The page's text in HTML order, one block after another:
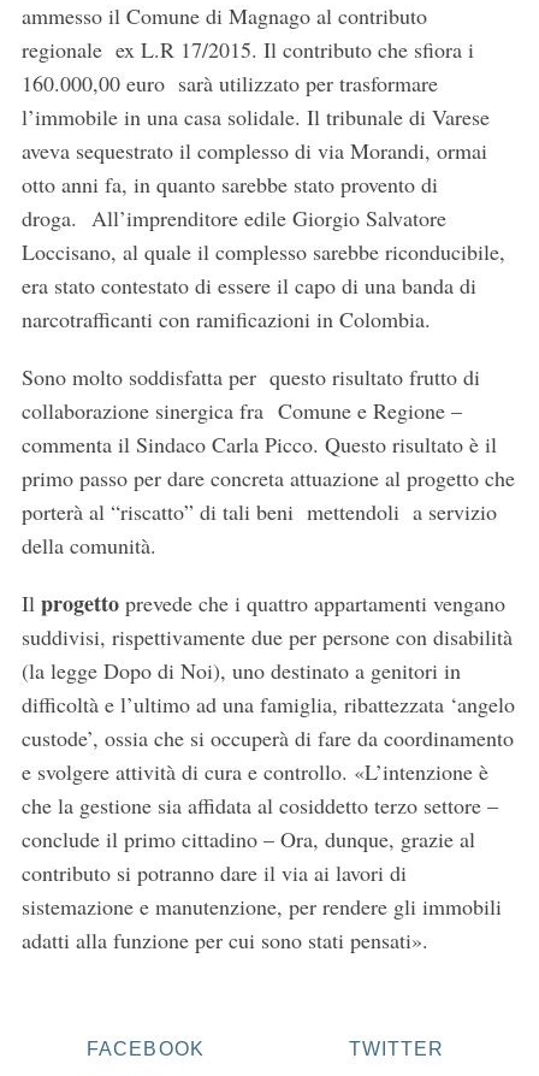
ammesso il Comune di Magnago al contributo
regionale ex L.R 17/2015. Il contributo che sfiora i
160.000,00 euro sarà utilizzato per trasformare
l’immobile in una casa solidale. Il tribunale di Varese
aveva sequestrato il complesso di via Morandi, ormai
otto anni fa, in quanto sarebbe stato provento di
droga. All’imprenditore edile Giorgio Salvatore
Loccisano, al quale il complesso sarebbe riconducibile,
era stato contestato di essere il capo di una banda di
narcotrafficanti con ramificazioni in Colombia.
Sono molto soddisfatta per questo risultato frutto di
collaborazione sinergica fra Comune e Regione –
commenta il Sindaco Carla Picco. Questo risultato è il
primo passo per dare concreta attuazione al progetto che
porterà al “riscatto” di tali beni mettendoli a servizio
della comunità.
Il progettoprevede che i quattro appartamenti vengano
suddivisi, rispettivamente due per persone con disabilità
(la legge Dopo di Noi), uno destinato a genitori in
difficoltà e l’ultimo ad una famiglia, ribattezzata ‘angelo
custode’, ossia che si occuperà di fare da coordinamento
e svolgere attività di cura e controllo. «L’intenzione è
che la gestione sia affidata al cosiddetto terzo settore –
conclude il primo cittadino – Ora, dunque, grazie al
contributo si potranno dare il via ai lavori di
sistemazione e manutenzione, per rendere gli immobili
adatti alla funzione per cui sono stati pensati».
FACEBOOK TWITTER